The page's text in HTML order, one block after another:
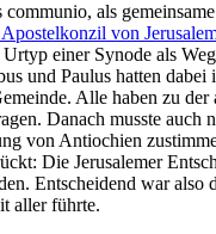
communio, als
Apostelkonzil von
Urtyp einer Synode als
und Paulus hatten
Alle haben zu
Danach musste auch
von Antiochien
Die Jerusalemer
Entscheidend war also
aller führte.